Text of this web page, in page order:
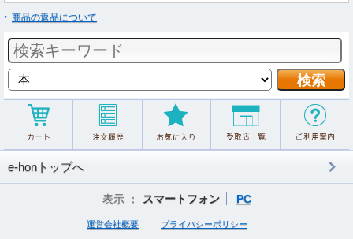
商品の返品について
e-honトップへ
表示 ： スマートフォン PC
運営会社概要 プライバシーポリシー